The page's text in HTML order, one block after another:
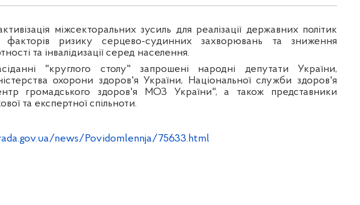
міжсекторальних зусиль для реалізації державних політик
ризику серцево-судинних захворювань та зниження
та інвалідизації серед населення.
"круглого столу" запрошені народні депутати України,
охорони здоров'я України, Національної служби здоров'я
громадського здоров'я МОЗ України", а також представники
та експертної спільноти.
news/Povidomlennja/75633.html